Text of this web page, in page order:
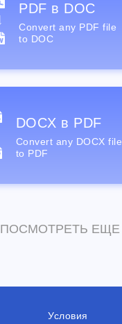
PDF в DOC
Convert any PDF file
to DOC
DOCX в PDF
Convert any DOCX file
to PDF
ПОСМОТРЕТЬ ЕЩЕ
Условия